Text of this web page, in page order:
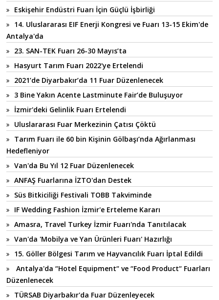
Eskişehir Endüstri Fuarı İçin Güçlü İşbirliği
14. Uluslararası EIF Enerji Kongresi ve Fuarı 13-15 Ekim'de
Antalya'da
23. SAN-TEK Fuarı 26-30 Mayıs’ta
Hasyurt Tarım Fuarı 2022'ye Ertelendi
2021’de Diyarbakır’da 11 Fuar Düzenlenecek
3 Bine Yakın Acente Lastminute Fair’de Buluşuyor
İzmir'deki Gelinlik Fuarı Ertelendi
Uluslararası Fuar Merkezinin Çatısı Çöktü
Tarım Fuarı ile 60 bin Kişinin Gölbaşı’nda Ağırlanması
Hedefleniyor
Van'da Bu Yıl 12 Fuar Düzenlenecek
ANFAŞ Fuarlarına İZTO'dan Destek
Süs Bitkiciliği Festivali TOBB Takviminde
IF Wedding Fashion İzmir'e Erteleme Kararı
Amasra, Travel Turkey İzmir Fuarı'nda Tanıtılacak
Van'da 'Mobilya ve Yan Ürünleri Fuarı' Hazırlığı
15. Göller Bölgesi Tarım ve Hayvancılık Fuarı İptal Edildi
Antalya'da “Hotel Equipment“ ve “Food Product“ Fuarları
Düzenlenecek
TÜRSAB Diyarbakır'da Fuar Düzenleyecek